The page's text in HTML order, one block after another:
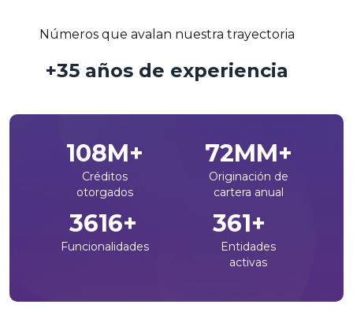
Números que avalan nuestra trayectoria
+35 años de experiencia
134M+
Créditos
otorgados
89MM+
Originación de
cartera anual
4466+
Funcionalidades
446+
Entidades
activas